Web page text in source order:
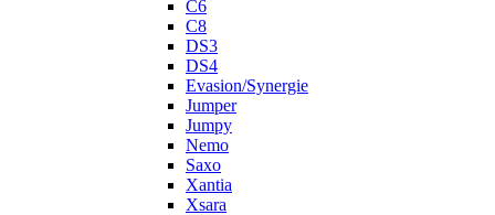
C6
C8
DS3
DS4
Evasion/Synergie
Jumper
Jumpy
Nemo
Saxo
Xantia
Xsara